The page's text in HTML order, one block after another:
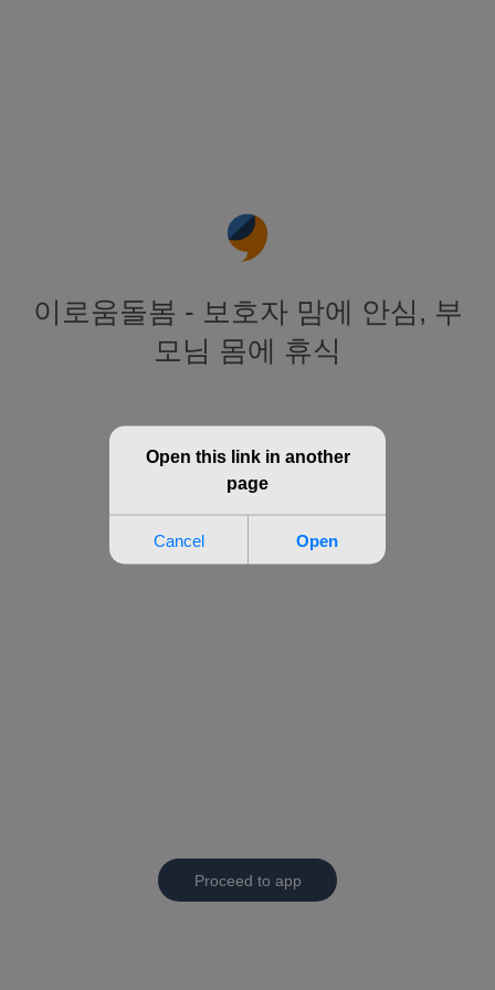
이로움돌봄 - 보호자 맘에 안심, 부
모님 몸에 휴식
Proceed to app